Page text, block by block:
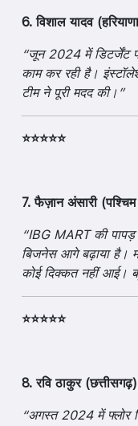
6. विशाल यादव
“जून 2024 में डिटर्जेंट
काम कर रही है।
टीम ने पूरी मदद की।”
⭐⭐⭐⭐⭐
7. फैज़ान अंसारी
“IBG MART की पापड़
बिजनेस आगे बढ़ाया है।
कोई दिक्कत नहीं आई।
⭐⭐⭐⭐⭐
8. रवि ठाकुर (छत्तीसगढ़)
“अगस्त 2024 में फ्लोर